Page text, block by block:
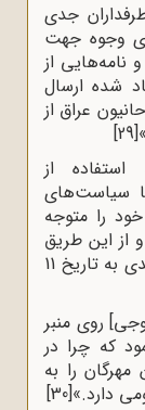
جدی
وجوه جهت
نامه‌هایی از
شده ارسال
عراق از
[29]
استفاده از
سیاست‌های
خود را متوجه
این طریق
مانع از واکنش شدید رژیم می‌شدند. در سندی به تاریخ 11
روی منبر
که چرا در
را به
دارد.»[30]